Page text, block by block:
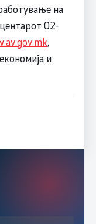
на
02-
,
и